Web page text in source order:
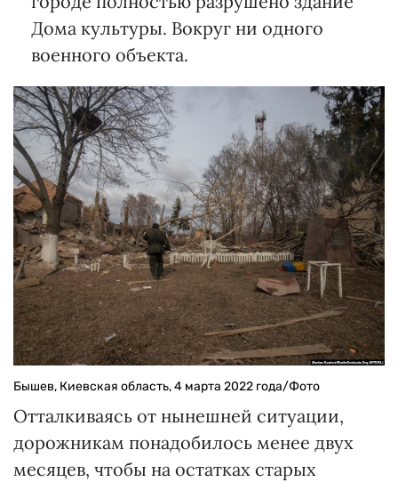
Дома культуры. Вокруг ни одного
военного объекта.
Бышев, Киевская область, 4 марта 2022 года/Фото
Отталкиваясь от нынешней ситуации,
дорожникам понадобилось менее двух
месяцев, чтобы на остатках старых